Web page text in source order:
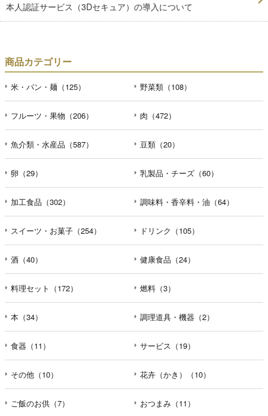
本人認証サービス（3Dセキュア）の導入について
商品カテゴリー
米・パン・麺（125） 野菜類（108）
フルーツ・果物（206） 肉（472）
魚介類・水産品（587） 豆類（20）
卵（29） 乳製品・チーズ（60）
加工食品（302） 調味料・香辛料・油（64）
スイーツ・お菓子（254） ドリンク（105）
酒（40） 健康食品（24）
料理セット（172） 燃料（3）
本（34） 調理道具・機器（2）
食器（11） サービス（19）
その他（10） 花卉（かき）（10）
ご飯のお供（7） おつまみ（11）